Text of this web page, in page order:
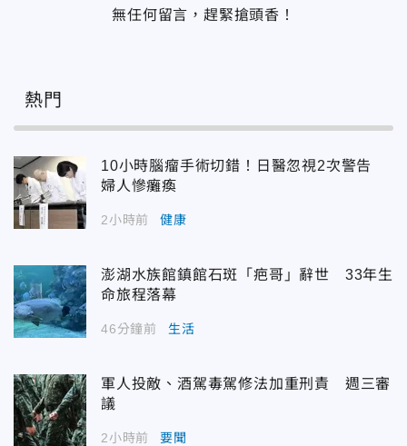
無任何留言，趕緊搶頭香！
熱門
10小時腦瘤手術切錯！日醫忽視2次警告
婦人慘癱瘓
2小時前 健康
澎湖水族館鎮館石斑「疤哥」辭世 33年生
命旅程落幕
46分鐘前 生活
軍人投敵、酒駕毒駕修法加重刑責 週三審
議
2小時前 要聞